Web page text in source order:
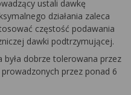
ustali dawkę
działania zaleca
częstość podawania
dawki podtrzymującej.
dobrze tolerowana przez
przez ponad 6